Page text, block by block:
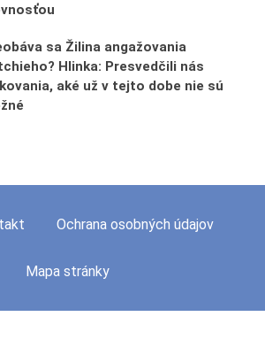
sa Žilina angažovania
Hlinka: Presvedčili nás
aké už v tejto dobe nie sú
Ochrana osobných údajov
Mapa stránky